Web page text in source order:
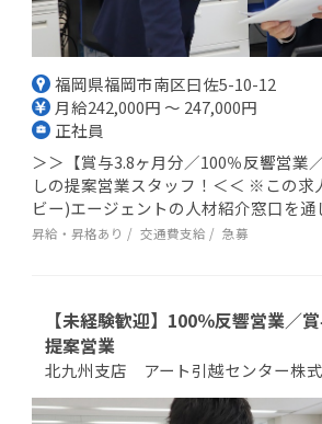
福岡県福岡市南区曰佐5-10-12
月給242,000円 ～ 247,000円
正社員
＞＞【賞与3.8ヶ月分／100％反響営業
しの提案営業スタッフ！＜＜ ※この求
ビー)エージェントの人材紹介窓口を通
昇給・昇格あり 交通費支給 急募
【未経験歓迎】100％反響営業／
提案営業
北九州支店 アート引越センター株